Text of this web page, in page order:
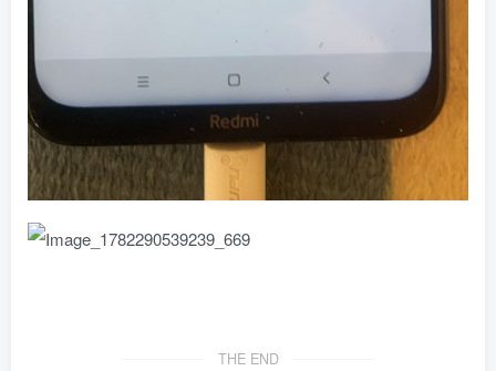
THE END